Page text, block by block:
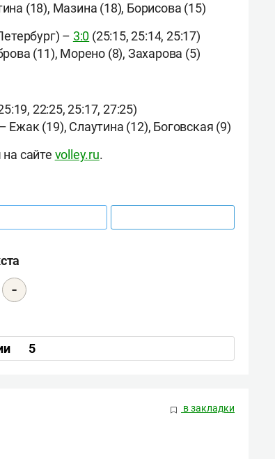
(18), Мазина (18), Борисова (15)
– 3:0 (25:15, 25:14, 25:17)
(11), Морено (8), Захарова (5)
22:25, 25:17, 27:25)
(19), Слаутина (12), Боговская (9)
сайте volley.ru.
-
5
в закладки